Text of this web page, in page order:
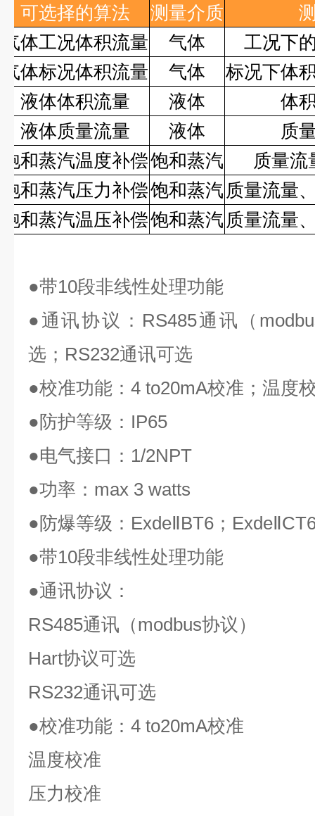
可选择的算法 测量介质
气体工况体积流量
气体
工况下
气体标况体积流量
气体
标况下体
液体体积流量
液体
体
液体质量流量
液体
质
饱和蒸汽温度补偿饱和蒸汽
质量流
饱和蒸汽压力补偿饱和蒸汽 质量流量
饱和蒸汽温压补偿饱和蒸汽 质量流量
●带10段非线性处理功能
● 通讯协议： RS485通讯（
选； RS232通讯可选
●校准功能： 4 to20mA校准；温度
●防护等级： IP65
●电气接口： 1/2NPT
●功率： max 3 watts
●防爆等级： ExdeⅡBT6 ；
●带10段非线性处理功能
●通讯协议：
RS485通讯（modbus协议）
Hart协议可选
RS232通讯可选
●校准功能： 4 to20mA校准
温度校准
压力校准